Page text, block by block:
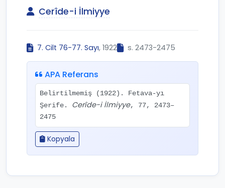
Cerîde-i İlmiyye
7. Cilt 76-77. Sayı, 1922 s. 2473-2475
APA Referans
Belirtilmemiş (1922). Fetava-yı
Şerife. Cerîde-i İlmiyye, 77, 2473–
2475
Kopyala